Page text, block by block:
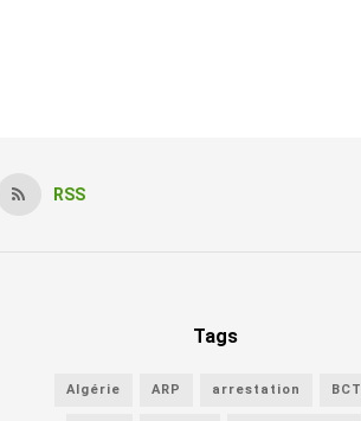
RSS
Tags
Algérie ARP arrestation BCT